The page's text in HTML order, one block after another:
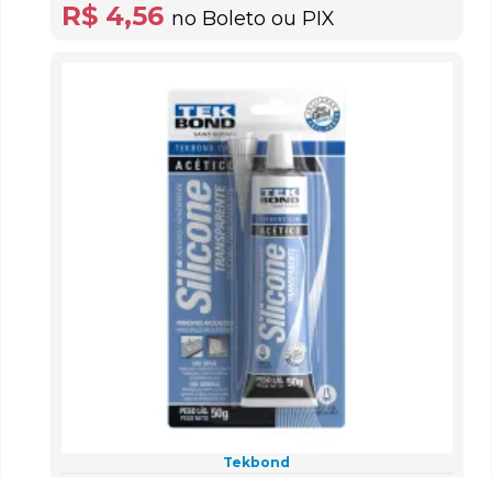
R$ 4,56 no Boleto ou PIX
Tekbond